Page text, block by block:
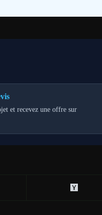
et recevez une offre sur